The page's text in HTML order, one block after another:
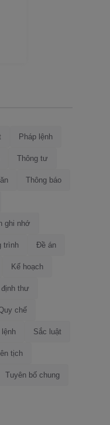
Pháp lệnh
Thông tư
Thông báo
ghi nhớ
trình Đề án
Kế hoạch
định thư
chế
Sắc luật
tịch
Tuyên bố chung